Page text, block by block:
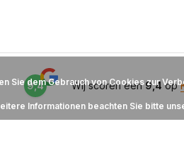
9,4 Wij scoren een9,4op
Sie dem Gebrauch von Cookies zur
Informationen beachten Sie bitte